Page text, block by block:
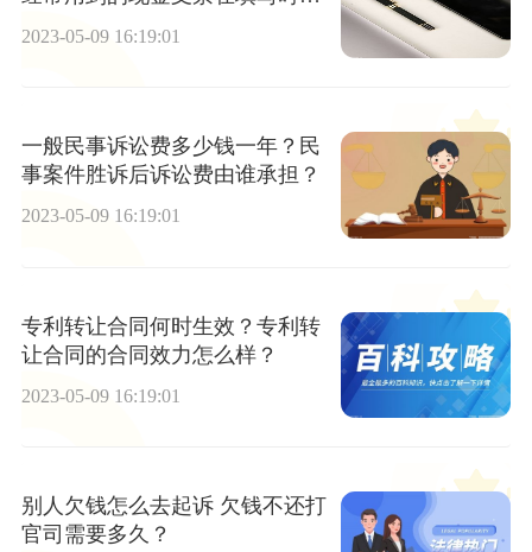
2023-05-09 16:19:01
一般民事诉讼费多少钱一年？民
事案件胜诉后诉讼费由谁承担？
2023-05-09 16:19:01
专利转让合同何时生效？专利转
让合同的合同效力怎么样？
2023-05-09 16:19:01
别人欠钱怎么去起诉 欠钱不还打
官司需要多久？